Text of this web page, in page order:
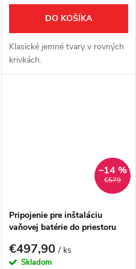
DO KOŠÍKA
Klasické jemné tvary v rovných
krivkách.
€579
–14 %
Pripojenie pre inštaláciu
vaňovej batérie do priestoru
€497,90/ ks
Skladom